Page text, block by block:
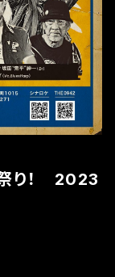
り！ 2023